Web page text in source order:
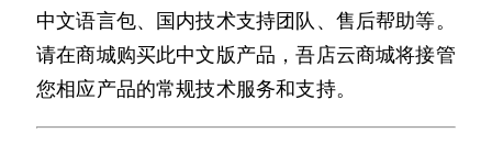
中文语言包、国内技术支持团队、售后帮助等。
请在商城购买此中文版产品，吾店云商城将接管
您相应产品的常规技术服务和支持。